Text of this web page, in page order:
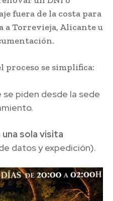
fuera de la costa para
a Torrevieja, Alicante u
proceso se simplifica:
se piden desde la sede
sola visita
datos y expedición).